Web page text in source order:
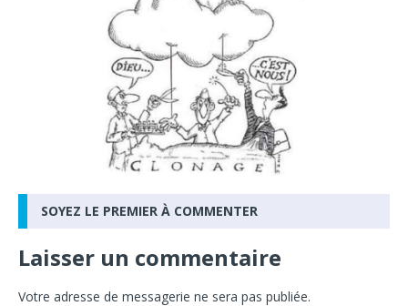
SOYEZ LE PREMIER À COMMENTER
Laisser un commentaire
Votre adresse de messagerie ne sera pas publiée.